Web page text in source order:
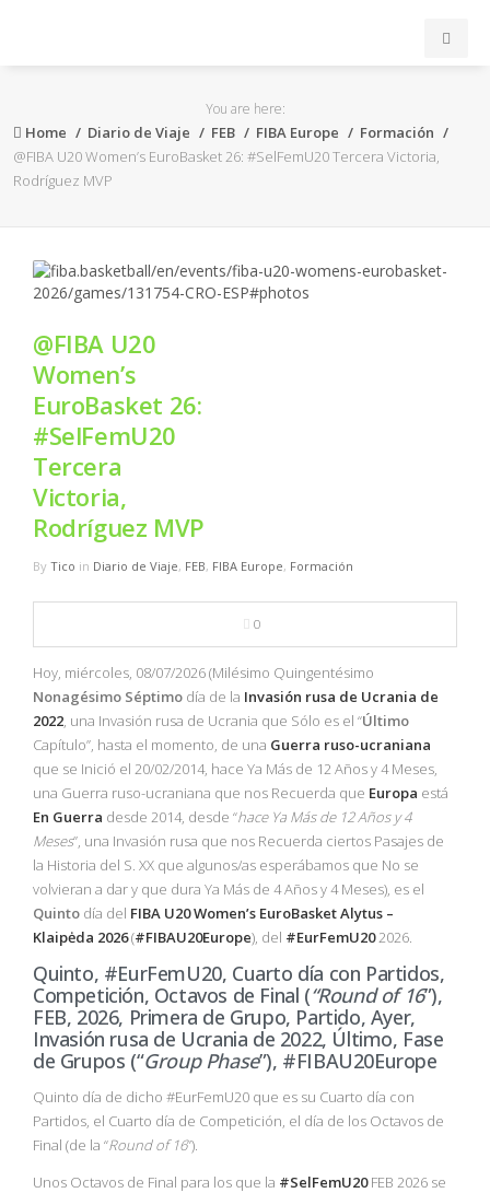
ACB
FEB
OTROS
FORMACIÓN
NBA
You are here:
Home Diario de Viaje FEB FIBA Europe
Formación
@FIBA U20 Women’s EuroBasket 26: #SelFemU20 Tercera Victoria,
Rodríguez MVP
@FIBA U20
Women’s
EuroBasket 26:
#SelFemU20
Tercera
Victoria,
Rodríguez MVP
By Tico in Diario de Viaje, FEB, FIBA Europe, Formación
0
Hoy, miércoles, 08/07/2026 (Milésimo Quingentésimo
Nonagésimo Séptimo día de la Invasión rusa de Ucrania de
2022, una Invasión rusa de Ucrania que Sólo es el “Último
Capítulo”, hasta el momento, de una Guerra ruso-ucraniana
que se Inició el 20/02/2014, hace Ya Más de 12 Años y 4 Meses,
una Guerra ruso-ucraniana que nos Recuerda que Europa está
En Guerra desde 2014, desde “hace Ya Más de 12 Años y 4
Meses”, una Invasión rusa que nos Recuerda ciertos Pasajes de
la Historia del S. XX que algunos/as esperábamos que No se
volvieran a dar y que dura Ya Más de 4 Años y 4 Meses), es el
Quinto día del FIBA U20Women’s EuroBasketAlytus –
Klaipėda 2026(#FIBAU20Europe), del #EurFemU202026.
Quinto, #EurFemU20, Cuarto día con Partidos,
Competición, Octavos de Final (“Round of 16”),
FEB, 2026, Primera de Grupo, Partido, Ayer,
Invasión rusa de Ucrania de 2022, Último, Fase
de Grupos (“Group Phase”), #FIBAU20Europe
Quinto día de dicho #EurFemU20 que es su Cuarto día con
Partidos, el Cuarto día de Competición, el día de los Octavos de
Final (de la “Round of 16”).
Unos Octavos de Final para los que la #SelFemU20FEB 2026 se